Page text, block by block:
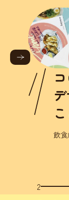
コロナという初め
出来事に直面して 2020
年、じわじわと耳
ていたコロナが世
に流行り始めまし
正直こんな様々な
ろに影響が出るな
思いもし
できる
ました
応援キャンペーン
3